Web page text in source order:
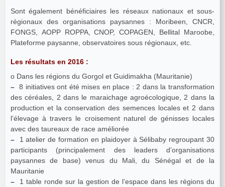
Sont également bénéficiaires les réseaux nationaux et sous-
régionaux des organisations paysannes : Moribeen, CNCR,
FONGS, AOPP ROPPA, CNOP, COPAGEN, Bellital Maroobe,
Plateforme paysanne, observatoires sous régionaux, etc.
Les résultats en 2016 :
o Dans les régions du Gorgol et Guidimakha (Mauritanie)
– 8 initiatives ont été mises en place : 2 dans la transformation
des céréales, 2 dans le maraichage agroécologique, 2 dans la
production et la conservation des semences locales et 2 dans
l’élevage à travers le croisement naturel de génisses locales
avec des taureaux de race améliorée
– 1 atelier de formation en plaidoyer à Sélibaby regroupant 30
participants (principalement des leaders d’organisations
paysannes de base) venus du Mali, du Sénégal et de la
Mauritanie
– 1 table ronde sur la gestion de l’espace dans les régions du